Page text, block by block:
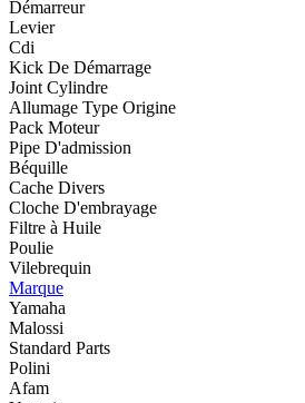
Démarreur
Levier
Cdi
Kick De Démarrage
Joint Cylindre
Allumage Type Origine
Pack Moteur
Pipe D'admission
Béquille
Cache Divers
Cloche D'embrayage
Filtre à Huile
Poulie
Vilebrequin
Marque
Yamaha
Malossi
Standard Parts
Polini
Afam